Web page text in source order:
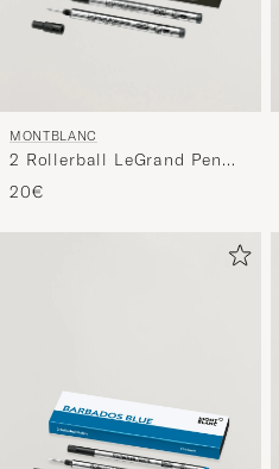
MONTBLANC
2 Rollerball LeGrand Pen
Refills Mystery Black
20€